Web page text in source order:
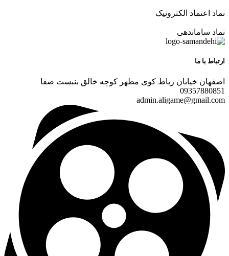
نماد اعتماد الکترونیک
نماد ساماندهی
ارتباط با ما
اصفهان خیابان رباط کوی مطهر کوچه خالق بنبست صفا
09357880851
admin.aligame@gmail.com